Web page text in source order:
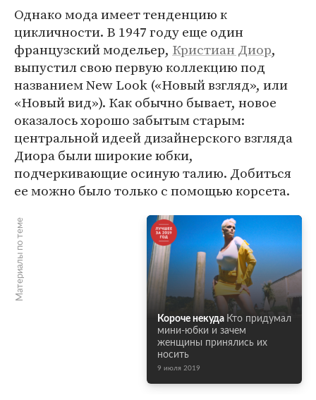
Однако мода имеет тенденцию к
цикличности. В 1947 году еще один
французский модельер, Кристиан Диор,
выпустил свою первую коллекцию под
названием New Look («Новый взгляд», или
«Новый вид»). Как обычно бывает, новое
оказалось хорошо забытым старым:
центральной идеей дизайнерского взгляда
Диора были широкие юбки,
подчеркивающие осиную талию. Добиться
ее можно было только с помощью корсета.
Материалы по теме
Короче некуда Кто придумал
мини-юбки и зачем
женщины принялись их
носить
9 июля 2019